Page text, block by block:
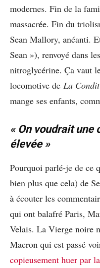
modernes. Fin de la
massacrée. Fin du
Sean Mallory, anéanti.
Sean »), renvoyé dans
nitroglycérine. Ça vaut
locomotive de La
mange ses enfants,
« On voudrait une
élevée »
Pourquoi parlé-je de ce
bien plus que cela) de
à écouter les
qui ont balafré Paris,
Velais. La Vierge noire
Macron qui est passé
copieusement huer par